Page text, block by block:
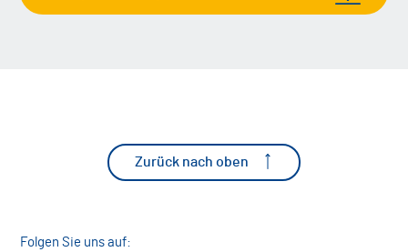
Folgen Sie uns auf:
Zurück nach oben